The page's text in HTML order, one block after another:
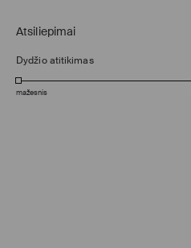
Atsiliepimai
Dydžio atitikimas
mažesnis